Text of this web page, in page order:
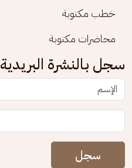
خطب مكتوبة
محاضرات مكتوبة
سجل بالنشرة البريدية
سجل